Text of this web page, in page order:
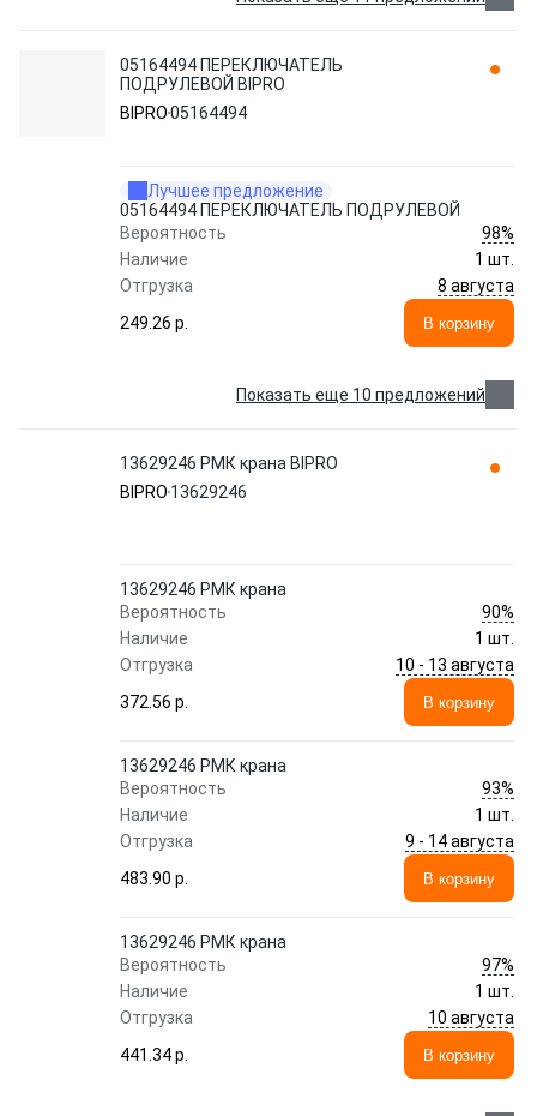
05164494 ПЕРЕКЛЮЧАТЕЛЬ
ПОДРУЛЕВОЙ BIPRO
BIPRO05164494
Лучшее предложение
05164494 ПЕРЕКЛЮЧАТЕЛЬ ПОДРУЛЕВОЙ
Вероятность
98%
Наличие
1 шт.
Отгрузка
8 августа
249.26 p.
В корзину
Показать еще 10 предложений
13629246 РМК крана BIPRO
BIPRO 13629246
13629246 РМК крана
Вероятность
90%
Наличие
1 шт.
Отгрузка
10 - 13 августа
372.56 p.
В корзину
13629246 РМК крана
Вероятность
93%
Наличие
1 шт.
Отгрузка
9 - 14 августа
483.90 p.
В корзину
13629246 РМК крана
Вероятность
97%
Наличие
1 шт.
Отгрузка
10 августа
441.34 p.
В корзину